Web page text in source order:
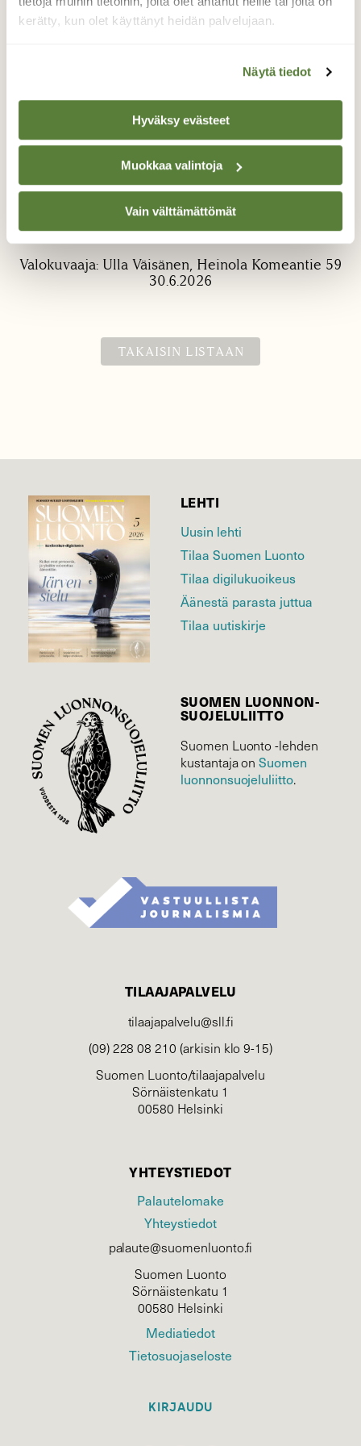
kerätty, kun olet käyttänyt heidän palvelujaan.
Näytä tiedot
Hyväksy evästeet
Muokkaa valintoja
Vain välttämättömät
Kookas vaskitsa
Pihaani oli tulossa huomattavan iso
vaskitsa. Kävin narun avulla mittaamassa
vaskitsan pituutta, 46cm. Todellisuudessa
hivenen viel pitempi.
Valokuvaaja: Ulla Väisänen, Heinola Komeantie 59
30.6.2026
TAKAISIN LISTAAN
LEHTI
Uusin lehti
Tilaa Suomen Luonto
Tilaa digilukuoikeus
Äänestä parasta juttua
Tilaa uutiskirje
SUOMEN LUONNON­
SUOJELU­LIITTO
Suomen Luonto -lehden
kustantaja onSuomen
luonnonsuojelu­liitto.
TILAAJAPALVELU
tilaajapalvelu@sll.fi
(09) 228 08 210 (arkisin klo 9-15)
Suomen Luonto/tilaajapalvelu
Sörnäistenkatu 1
00580 Helsinki
YHTEYSTIEDOT
Palautelomake
Yhteystiedot
palaute@suomenluonto.fi
Suomen Luonto
Sörnäistenkatu 1
00580 Helsinki
Mediatiedot
Tietosuojaseloste
KIRJAUDU